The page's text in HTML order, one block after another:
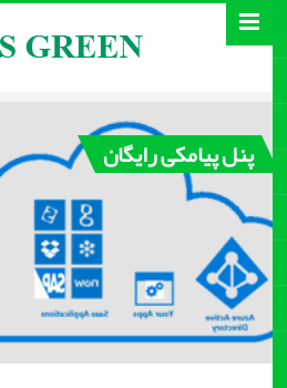
پنل پیامکی رایگان